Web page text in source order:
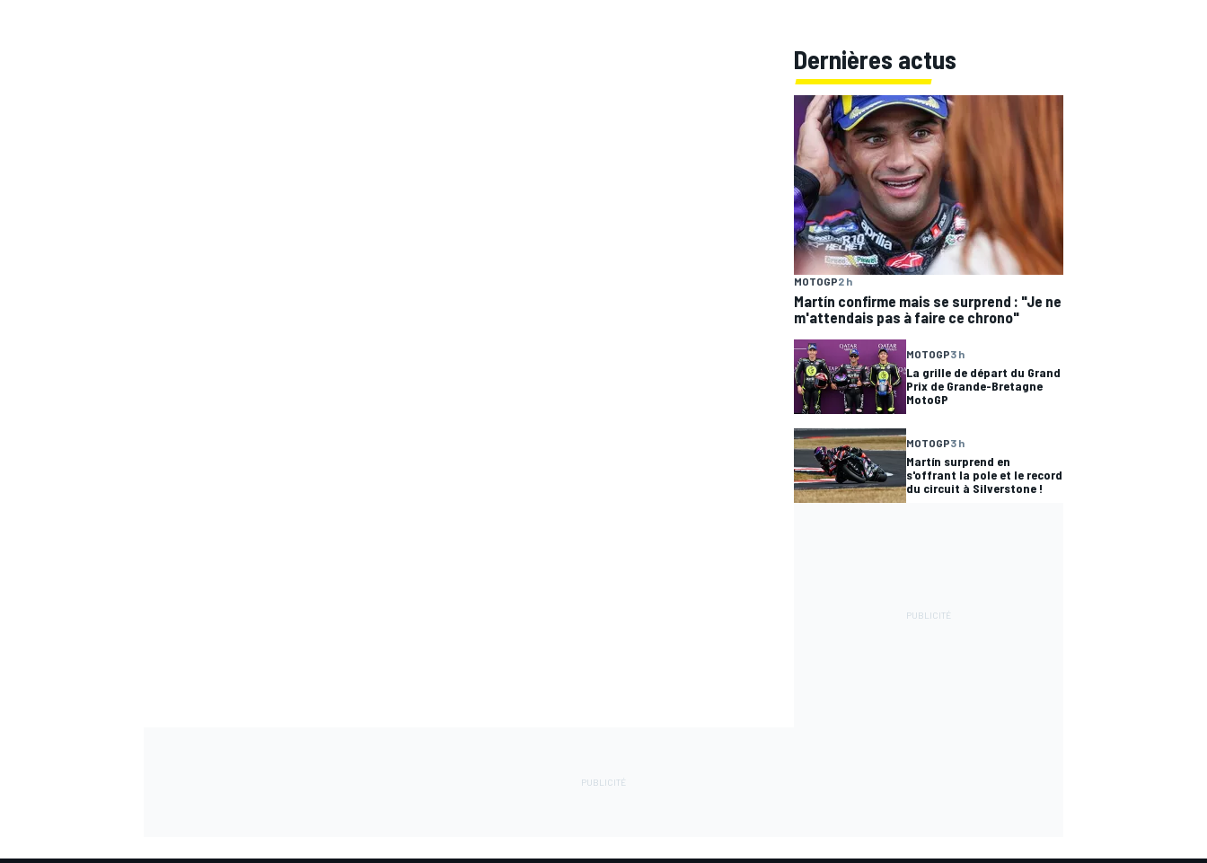
Dernières actus
MOTOGP2 h
Martín confirme mais se surprend : "Je ne
m'attendais pas à faire ce chrono"
MOTOGP3 h
La grille de départ du Grand
Prix de Grande-Bretagne
MotoGP
MOTOGP3 h
Martín surprend en
s'offrant la pole et le record
du circuit à Silverstone !